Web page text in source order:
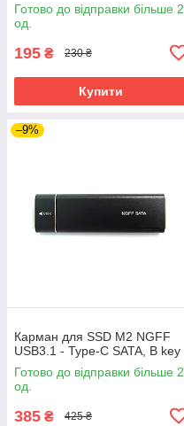
Готово до відправки більше 2
од.
195 ₴ 230 ₴
Купити
–9%
Карман для SSD M2 NGFF
USB3.1 - Type-C SATA, B key
Готово до відправки більше 2
од.
385 ₴ 425 ₴